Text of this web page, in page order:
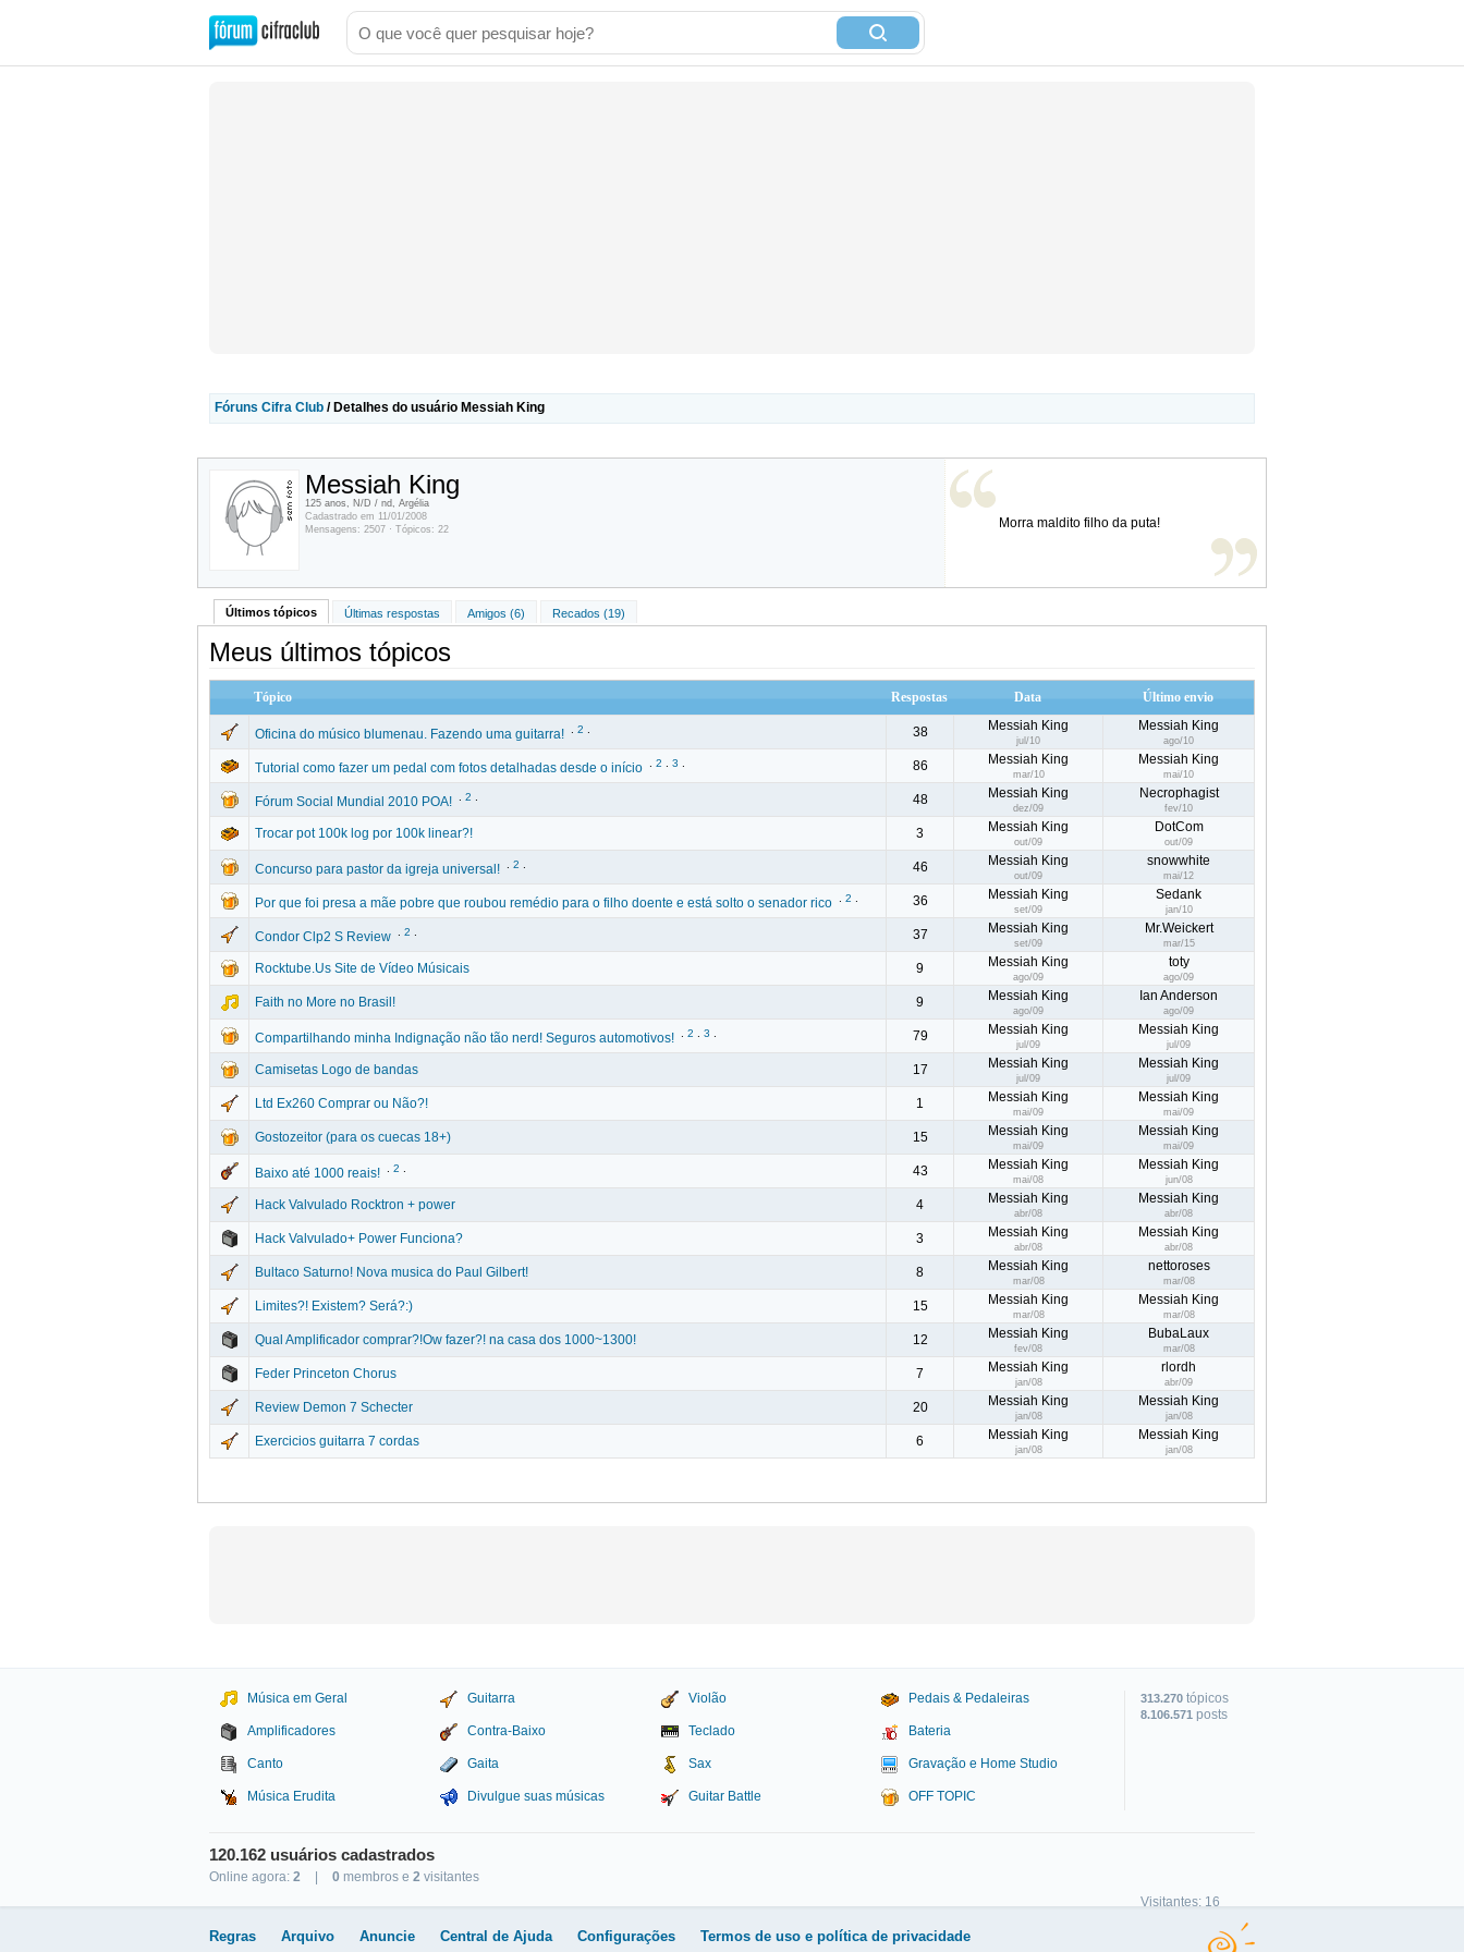
Fóruns Cifra Club / Detalhes do usuário Messiah King
Morra maldito filho da puta!
Messiah King
125 anos, N/D / nd, Argélia
Cadastrado em 11/01/2008
Mensagens: 2507 · Tópicos: 22
Últimos tópicos Últimas respostas Amigos (6) Recados (19)
Meus últimos tópicos
Tópico Respostas Data Último envio
Oficina do músico blumenau. Fazendo uma guitarra! 2 38 Messiah King
jul/10
Messiah King
ago/10
Tutorial como fazer um pedal com fotos detalhadas desde o início 2 3 86 Messiah King
mar/10
Messiah King
mai/10
Fórum Social Mundial 2010 POA! 2 48 Messiah King
dez/09
Necrophagist
fev/10
Trocar pot 100k log por 100k linear?! 3 Messiah King
out/09
DotCom
out/09
Concurso para pastor da igreja universal! 2 46 Messiah King
out/09
snowwhite
mai/12
Por que foi presa a mãe pobre que roubou remédio para o filho doente e está solto o senador rico 2 36 Messiah King
set/09
Sedank
jan/10
Condor Clp2 S Review 2 37 Messiah King
set/09
Mr.Weickert
mar/15
Rocktube.Us Site de Vídeo Músicais 9 Messiah King
ago/09
toty
ago/09
Faith no More no Brasil! 9 Messiah King
ago/09
Ian Anderson
ago/09
Compartilhando minha Indignação não tão nerd! Seguros automotivos! 2 3 79 Messiah King
jul/09
Messiah King
jul/09
Camisetas Logo de bandas 17 Messiah King
jul/09
Messiah King
jul/09
Ltd Ex260 Comprar ou Não?! 1 Messiah King
mai/09
Messiah King
mai/09
Gostozeitor (para os cuecas 18+) 15 Messiah King
mai/09
Messiah King
mai/09
Baixo até 1000 reais! 2 43 Messiah King
mai/08
Messiah King
jun/08
Hack Valvulado Rocktron + power 4 Messiah King
abr/08
Messiah King
abr/08
Hack Valvulado+ Power Funciona? 3 Messiah King
abr/08
Messiah King
abr/08
Bultaco Saturno! Nova musica do Paul Gilbert! 8 Messiah King
mar/08
nettoroses
mar/08
Limites?! Existem? Será?:) 15 Messiah King
mar/08
Messiah King
mar/08
Qual Amplificador comprar?!Ow fazer?! na casa dos 1000~1300! 12 Messiah King
fev/08
BubaLaux
mar/08
Feder Princeton Chorus 7 Messiah King
jan/08
rlordh
abr/09
Review Demon 7 Schecter 20 Messiah King
jan/08
Messiah King
jan/08
Exercicios guitarra 7 cordas 6 Messiah King
jan/08
Messiah King
jan/08
Música em Geral Guitarra Violão Pedais & Pedaleiras
Amplificadores Contra-Baixo Teclado Bateria
Canto Gaita Sax Gravação e Home Studio
Música Erudita Divulgue suas músicas Guitar Battle OFF TOPIC
313.270 tópicos
8.106.571 posts
120.162 usuários cadastrados
Online agora: 2 0 membros e 2 visitantes
Visitantes: 16
Regras Arquivo Anuncie Central de Ajuda Configurações Termos de uso e política de privacidade
Studio Sol Comunicação Digital